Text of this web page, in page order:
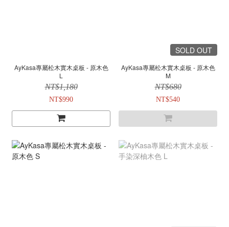
AyKasa專屬松木實木桌板 - 原木色
L
NT$1,180
NT$990
SOLD OUT
AyKasa專屬松木實木桌板 - 原木色
M
NT$680
NT$540